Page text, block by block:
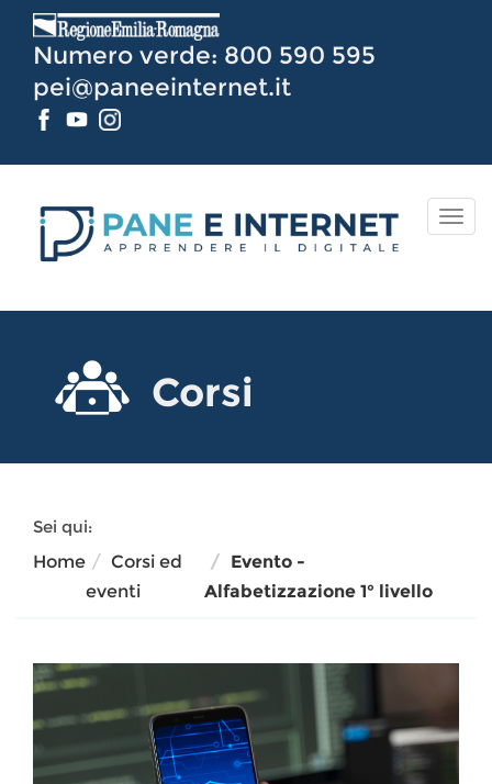
Contenuto
Numero verde: 800 590 595
pei@paneeinternet.it
Corsi
Sei qui:
Home
Corsi ed
eventi
Evento -
Alfabetizzazione 1° livello